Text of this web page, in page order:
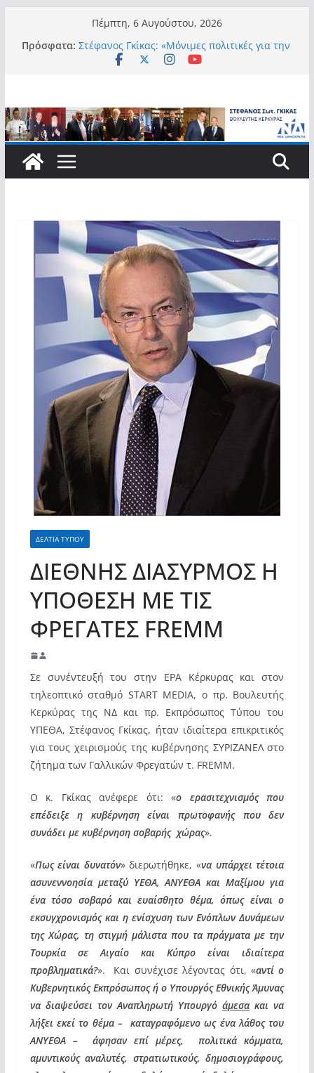
περιεχόμενο
Πέμπτη, 6 Αυγούστου, 2026
Πρόσφατα: Στέφανος Γκίκας: «Μόνιμες πολιτικές για την
αυτονομία, την αξιοπρέπεια και την ισότιμη
Στέφανος Γκίκας:
Στέφανος Γκίκας: «Η πρωτοβουλία “Smart
Island – Gov Access Booth” ενισχύει την
ισότιμη πρόσβαση των νησιωτών μας στις
911 νέους φοιτητές που επέλεξαν τα 6
Τμήματα της Κέρκυρας για τις σπουδές
τους»
Στέφανος Γκίκας: «Οι νέες προκλήσεις, όπως
η τεχνητή νοημοσύνη, η κλιματική κρίση, η
στεγαστική πίεση και η ανάγκη προστασίας
των επόμενων γενεών, επιβάλλουν
σύγχρονες και ουσιαστικές θεσμικές
απαντήσεις»
ΔΕΛΤΙΑ ΤΥΠΟΥ
ΔΙΕΘΝΗΣ ΔΙΑΣΥΡΜΟΣ Η
ΥΠΟΘΕΣΗ ΜΕ ΤΙΣ
ΦΡΕΓΑΤΕΣ FREMM
Σε συνέντευξή του στην ΕΡΑ Κέρκυρας και στον
τηλεοπτικό σταθμό START MEDIA, ο πρ. Βουλευτής
Κερκύρας της ΝΔ και πρ. Εκπρόσωπος Τύπου του
ΥΠΕΘΑ, Στέφανος Γκίκας, ήταν ιδιαίτερα επικριτικός
για τους χειρισμούς της κυβέρνησης ΣΥΡΙΖΑΝΕΛ στο
ζήτημα των Γαλλικών Φρεγατών τ. FREMM.
Ο κ. Γκίκας ανέφερε ότι: «ο ερασιτεχνισμός που
επέδειξε η κυβέρνηση είναι πρωτοφανής που δεν
συνάδει με κυβέρνηση σοβαρής χώρας».
«Πως είναι δυνατόν» διερωτήθηκε, «να υπάρχει τέτοια
ασυνεννοησία μεταξύ ΥΕΘΑ, ΑΝΥΕΘΑ και Μαξίμου για
ένα τόσο σοβαρό και ευαίσθητο θέμα, όπως είναι ο
εκσυγχρονισμός και η ενίσχυση των Ενόπλων Δυνάμεων
της Χώρας, τη στιγμή μάλιστα που τα πράγματα με την
Τουρκία σε Αιγαίο και Κύπρο είναι ιδιαίτερα
προβληματικά?». Και συνέχισε λέγοντας ότι, «αντί ο
Κυβερνητικός Εκπρόσωπος ή ο Υπουργός Εθνικής Άμυνας
να διαψεύσει τον Αναπληρωτή Υπουργόάμεσα και να
λήξει εκεί το θέμα – καταγραφόμενο ως ένα λάθος του
ΑΝΥΕΘΑ – άφησαν επί μέρες, πολιτικά κόμματα,
αμυντικούς αναλυτές, στρατιωτικούς, δημοσιογράφους,